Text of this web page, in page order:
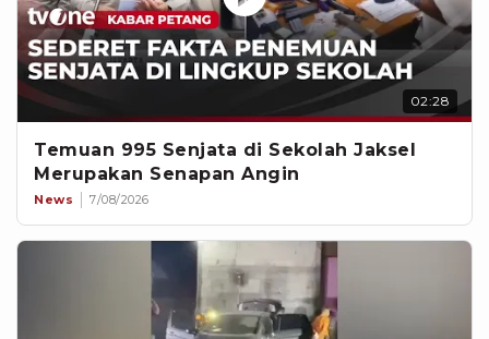
02:28
Temuan 995 Senjata di Sekolah Jaksel
Merupakan Senapan Angin
News 7/08/2026